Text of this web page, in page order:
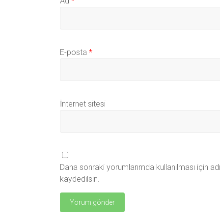
E-posta *
İnternet sitesi
Daha sonraki yorumlarımda kullanılması için
kaydedilsin.